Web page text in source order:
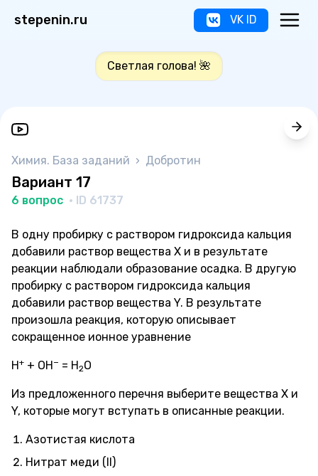
stepenin.ru VK ID
Светлая голова! 🌺
Химия. База заданий › Добротин
Вариант 17
6 вопрос · ID 61737
В одну пробирку с раствором гидроксида кальция
добавили раствор вещества X и в результате
реакции наблюдали образование осадка. В другую
пробирку с раствором гидроксида кальция
добавили раствор вещества Y. В результате
произошла реакция, которую описывает
сокращенное ионное уравнение
Н+ + ОН− = Н2О
Из предложенного перечня выберите вещества X и
Y, которые могут вступать в описанные реакции.
Азотистая кислота
Нитрат меди (II)